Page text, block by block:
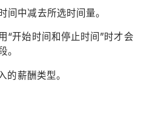
间中减去所选时间量。
“开始时间和停止时间”时才会
。
的薪酬类型。